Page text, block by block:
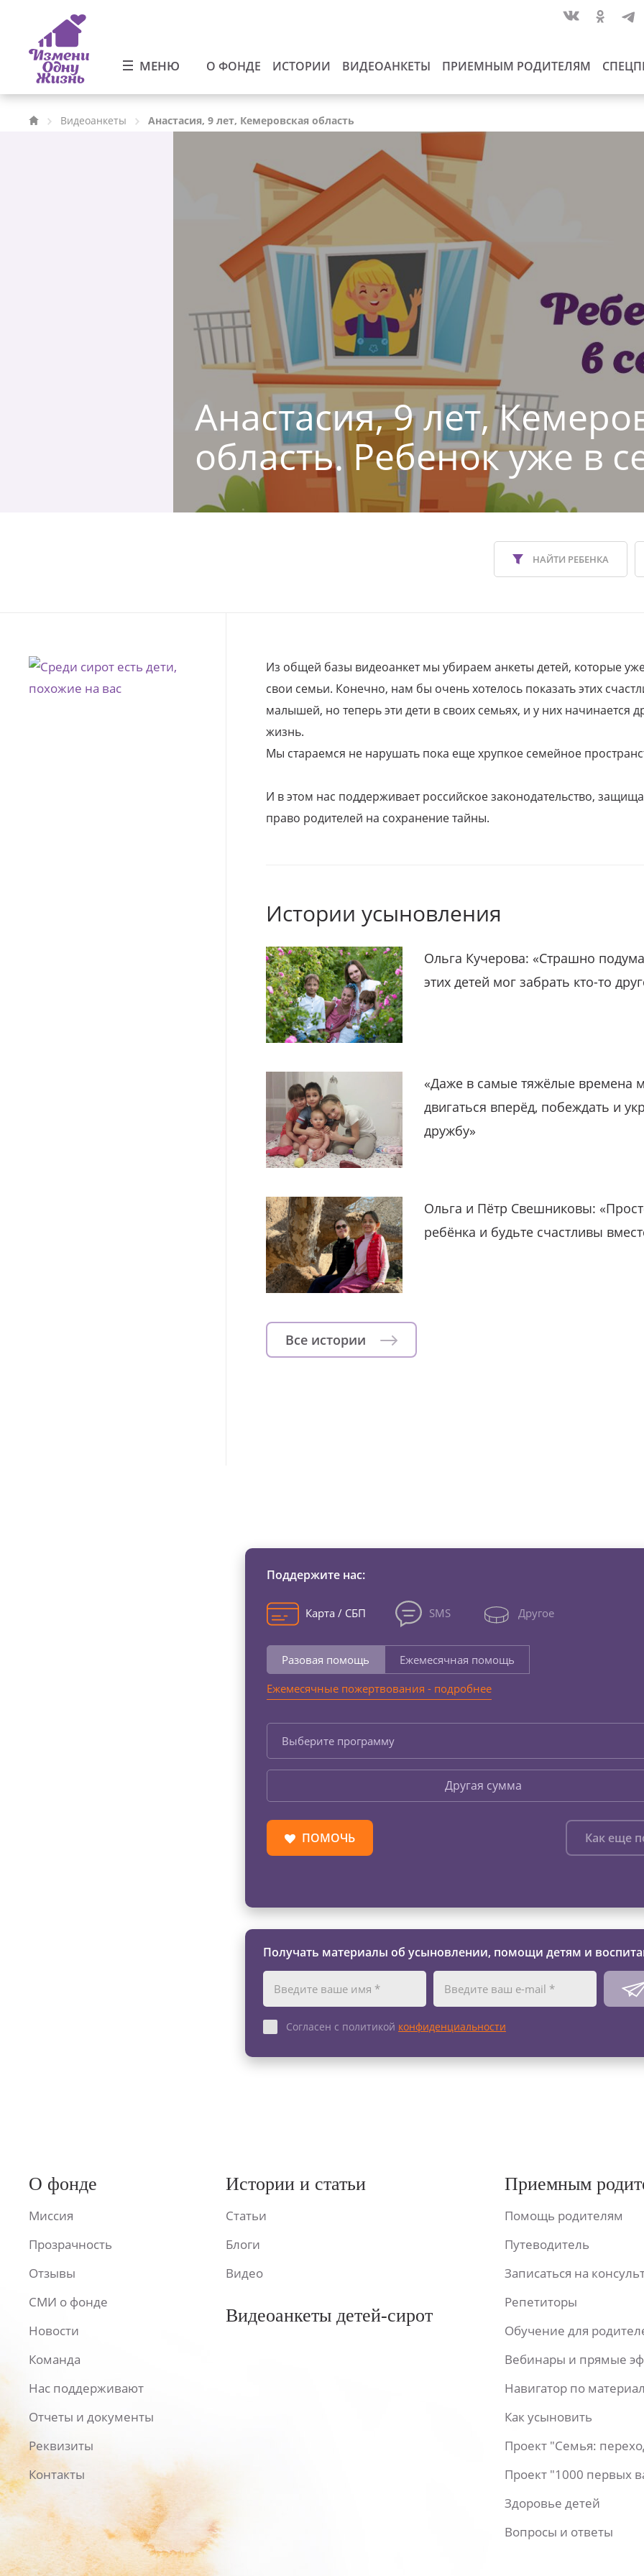
МЕНЮ О ФОНДЕ ИСТОРИИ ВИДЕОАНКЕТЫ ПРИЕМНЫМ РОДИТЕЛЯМ
Видеоанкеты Анастасия, 9 лет, Кемеровская область
Анастасия, 9 лет,
область. Ребенок уже в
НАЙТИ РЕБЕНКА
Из общей базы видеоанкет мы убираем анкеты детей, которые
свои семьи. Конечно, нам бы очень хотелось показать этих
малышей, но теперь эти дети в своих семьях, и у них начинается
жизнь.
Мы стараемся не нарушать пока еще хрупкое семейное
И в этом нас поддерживает российское законодательство,
право родителей на сохранение тайны.
Истории усыновления
Ольга Кучерова: «Страшно
этих детей мог забрать кто-то
«Даже в самые тяжёлые времена
двигаться вперёд, побеждать и
дружбу»
Ольга и Пётр Свешниковы:
ребёнка и будьте счастливы
Все истории
Поддержите нас:
Карта / СБП SMS Другое
Разовая помощь
Ежемесячная помощь
Ежемесячные пожертвования - подробнее
Выберите программу
Другая сумма
ПОМОЧЬ Как еще
Получать материалы об усыновлении, помощи детям и
Согласен с политикой конфиденциальности
О фонде
Миссия
Прозрачность
Отзывы
СМИ о фонде
Новости
Команда
Нас поддерживают
Отчеты и документы
Реквизиты
Контакты
Истории и статьи
Статьи
Блоги
Видео
Видеоанкеты детей-сирот
Приемным
Помощь родителям
Путеводитель
Записаться на
Репетиторы
Обучение для
Вебинары и прямые
Навигатор по
Как усыновить
Проект "Семья:
Проект "1000 первых
Здоровье детей
Вопросы и ответы